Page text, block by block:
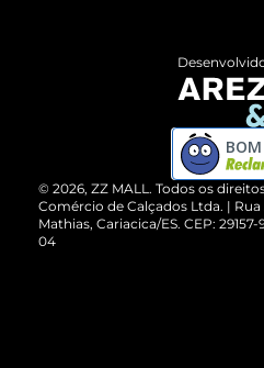
ZZ MALL é confiável
Cartão Presente
Vendas Corporativas
Devolução do Produto
Compre pelo WhatsApp
© 2026, ZZ MALL. Todos os
Comércio de Calçados Ltda. |
Mathias, Cariacica/ES. CEP:
04
BOM